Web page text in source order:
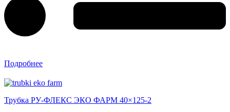
Подробнее
Трубка РУ-ФЛЕКС ЭКО ФАРМ 40×125-2